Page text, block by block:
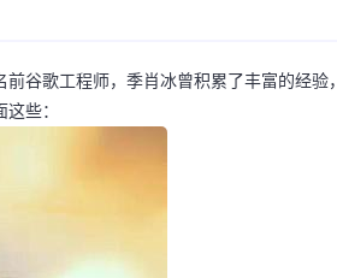
谷歌工程师，季肖冰曾积累了丰富的经验，
些：